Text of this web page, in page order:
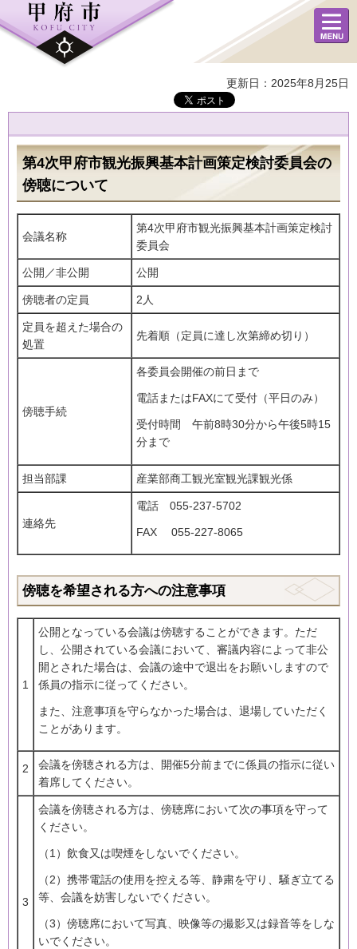
メニュ
ー
更新日：2025年8月25日
第4次甲府市観光振興基本計画策定検討委員会の
傍聴について
会議名称
第4次甲府市観光振興基本計画策定検討
委員会
公開／非公開 公開
傍聴者の定員 2人
定員を超えた場合の
処置
先着順（定員に達し次第締め切り）
傍聴手続
各委員会開催の前日まで
電話またはFAXにて受付（平日のみ）
受付時間 午前8時30分から午後5時15
分まで
担当部課 産業部商工観光室観光課観光係
連絡先
電話 055-237-5702
FAX 055-227-8065
傍聴を希望される方への注意事項
1
公開となっている会議は傍聴することができます。ただ
し、公開されている会議において、審議内容によって非公
開とされた場合は、会議の途中で退出をお願いしますので
係員の指示に従ってください。
また、注意事項を守らなかった場合は、退場していただく
ことがあります。
2
会議を傍聴される方は、開催5分前までに係員の指示に従い
着席してください。
3
会議を傍聴される方は、傍聴席において次の事項を守って
ください。
（1）飲食又は喫煙をしないでください。
（2）携帯電話の使用を控える等、静粛を守り、騒ぎ立てる
等、会議を妨害しないでください。
（3）傍聴席において写真、映像等の撮影又は録音等をしな
いでください。